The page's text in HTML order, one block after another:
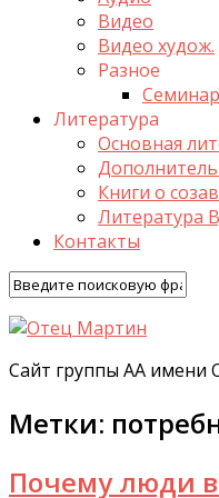
Видео
Видео худож.
Разное
Литература
Основная
Книги о
Литература
Контакты
Сайт группы АА имени
Метки:
Почему люди